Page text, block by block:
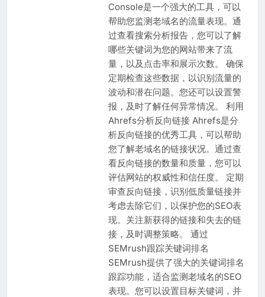
Console是一个强大的工具，可以
帮助您监测老域名的流量表现。通
过查看搜索分析报告，您可以了解
哪些关键词为您的网站带来了流
量，以及点击率和展示次数。 确保
定期检查这些数据，以识别流量的
波动和潜在问题。您还可以设置警
报，及时了解任何异常情况。 利用
Ahrefs分析反向链接 Ahrefs是分
析反向链接的优秀工具，可以帮助
您了解老域名的链接状况。通过查
看反向链接的数量和质量，您可以
评估网站的权威性和信任度。 定期
审查反向链接，识别低质量链接并
考虑去除它们，以保护您的SEO表
现。关注新获得的链接和失去的链
接，及时调整策略。 通过
SEMrush跟踪关键词排名
SEMrush提供了强大的关键词排名
跟踪功能，适合监测老域名的SEO
表现。您可以设置目标关键词，并